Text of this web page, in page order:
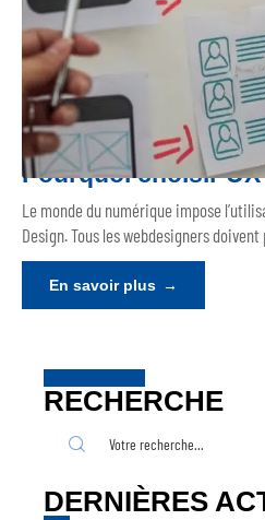
Pourquoi choisir
Le monde du numérique impose
Design. Tous les webdesigners
En savoir plus
RECHERCHE
DERNIÈRES